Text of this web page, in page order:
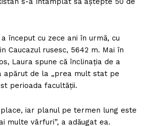
început cu zece ani în urmă, cu
Caucazul rusesc, 5642 m. Mai în
Laura spune că înclinația de a
apărut de la „prea mult stat pe
perioada facultății.
iar planul pe termen lung este
multe vârfuri”, a adăugat ea.